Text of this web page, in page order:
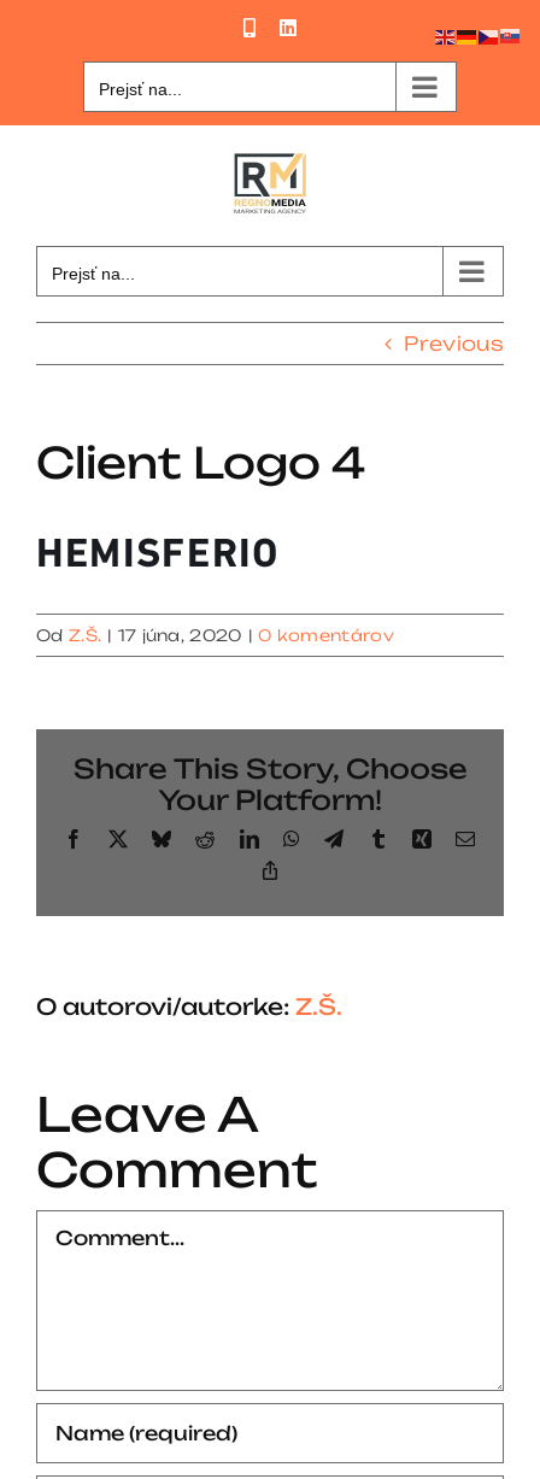
PhoneLinkedIn
Prejsť na...
Prejsť na...
Previous
Client Logo 4
Od Z.Š. | 17 júna, 2020 | 0 komentárov
Share This Story, Choose
Your Platform!
Facebook BlueskyRedditLinkedInWhatsApp
TelegramTumblrXingEmail
O autorovi/autorke: Z.Š.
Leave A
Comment
Comment